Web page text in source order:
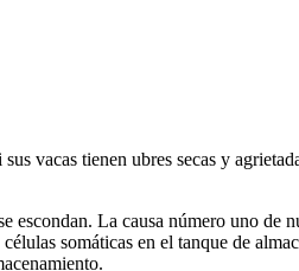
vacas tienen ubres secas y
escondan. La causa número uno de
somáticas en el tanque de